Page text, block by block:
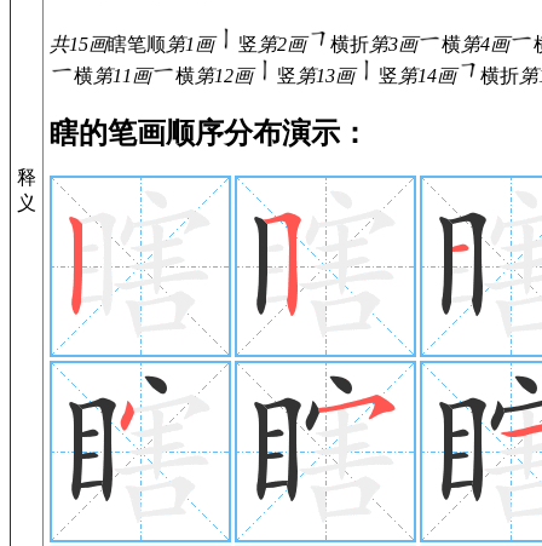
释
义
共15画瞎笔顺第1画 竖第2画 横折第3画 横第4画
横第11画 横第12画 竖第13画 竖第14画 横折
瞎的笔画顺序分布演示：